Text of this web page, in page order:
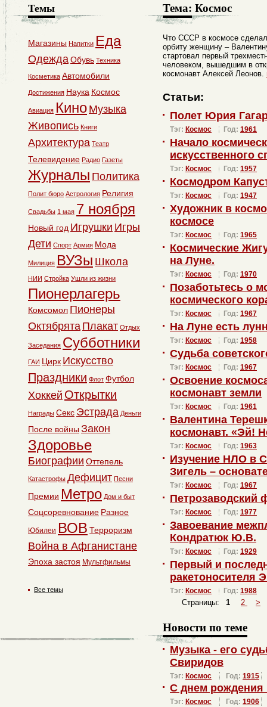
Тема: Космос
Что СССР в космосе
орбиту женщину –
стартовал первый
человеком, вышедшим в
космонавт Алексей Леонов.
Статьи:
Полет Юрия
Тэг: Космос Год: 1961
Начало
искусственного
Тэг: Космос Год: 1957
Космодром
Тэг: Космос Год: 1947
Художник в
космосе
Тэг: Космос Год: 1965
Космические
на Луне.
Тэг: Космос Год: 1970
Позаботьтесь о
космического
Тэг: Космос Год: 1967
На Луне есть
Тэг: Космос Год: 1958
Судьба
Тэг: Космос Год: 1967
Освоение
космонавт земли
Тэг: Космос Год: 1961
Валентина
космонавт. «Эй!
Тэг: Космос Год: 1963
Изучение НЛО в
Зигель –
Тэг: Космос Год: 1967
Петрозаводский
Тэг: Космос Год: 1977
Завоевание
Кондратюк Ю.В.
Тэг: Космос Год: 1929
Первый и
ракетоносителя
Тэг: Космос Год: 1988
Страницы: 1 2 >
Новости по теме
Музыка - его
Свиридов
Тэг: Космос Год: 1915
С днем
Тэг: Космос Год: 1906
Темы
Магазины Напитки Еда
ОдеждаОбувь Техника
Косметика Автомобили
Достижения Наука Космос
Авиация Кино Музыка
Живопись Книги
Архитектура Театр
Телевидение Радио Газеты
Журналы Политика
Полит бюро Астрология Религия
Свадьбы 1 мая 7 ноября
Новый год Игрушки Игры
Дети Спорт Армия Мода
Милиция ВУЗы Школа
НИИ Стройка Ушли из жизни
Пионерлагерь
Комсомол Пионеры
Октябрята Плакат Отдых
Заседания Субботники
ГАИ Цирк Искусство
Праздники Флот Футбол
Хоккей Открытки
Награды Секс Эстрада Деньги
После войны Закон
Здоровье
Биографии Оттепель
Катастрофы Дефицит Песни
Премии Метро Дом и быт
Соцсоревнование Разное
Юбилеи ВОВ Терроризм
Война в Афганистане
Эпоха застоя Мультфильмы
Все темы